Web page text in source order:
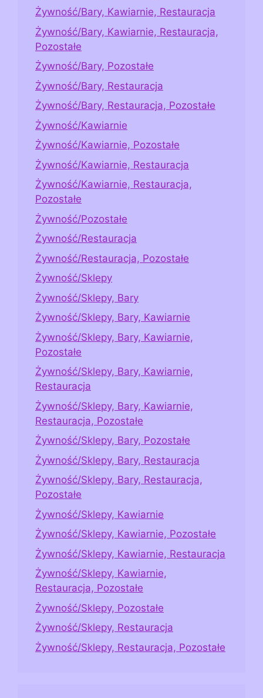
Żywność/Bary, Kawiarnie, Restauracja
Żywność/Bary, Kawiarnie, Restauracja,
Pozostałe
Żywność/Bary, Pozostałe
Żywność/Bary, Restauracja
Żywność/Bary, Restauracja, Pozostałe
Żywność/Kawiarnie
Żywność/Kawiarnie, Pozostałe
Żywność/Kawiarnie, Restauracja
Żywność/Kawiarnie, Restauracja,
Pozostałe
Żywność/Pozostałe
Żywność/Restauracja
Żywność/Restauracja, Pozostałe
Żywność/Sklepy
Żywność/Sklepy, Bary
Żywność/Sklepy, Bary, Kawiarnie
Żywność/Sklepy, Bary, Kawiarnie,
Pozostałe
Żywność/Sklepy, Bary, Kawiarnie,
Restauracja
Żywność/Sklepy, Bary, Kawiarnie,
Restauracja, Pozostałe
Żywność/Sklepy, Bary, Pozostałe
Żywność/Sklepy, Bary, Restauracja
Żywność/Sklepy, Bary, Restauracja,
Pozostałe
Żywność/Sklepy, Kawiarnie
Żywność/Sklepy, Kawiarnie, Pozostałe
Żywność/Sklepy, Kawiarnie, Restauracja
Żywność/Sklepy, Kawiarnie,
Restauracja, Pozostałe
Żywność/Sklepy, Pozostałe
Żywność/Sklepy, Restauracja
Żywność/Sklepy, Restauracja, Pozostałe